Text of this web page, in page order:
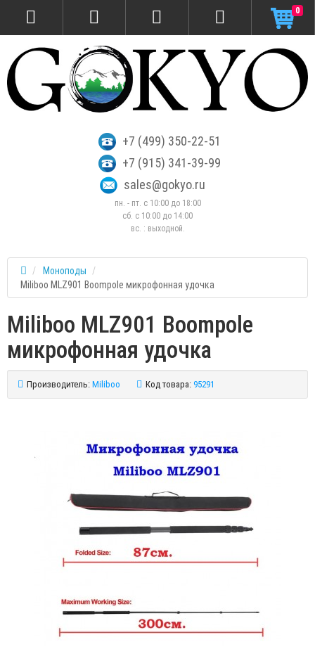
+7 (499) 350-22-51
+7 (915) 341-39-99
sales@gokyo.ru
пн. - пт. с 10:00 до 18:00
сб. c 10:00 до 14:00
вс. : выходной.
0
Моноподы
Miliboo MLZ901 Boompole микрофонная удочка
Miliboo MLZ901 Boompole
микрофонная удочка
Производитель: Miliboo Код товара: 95291